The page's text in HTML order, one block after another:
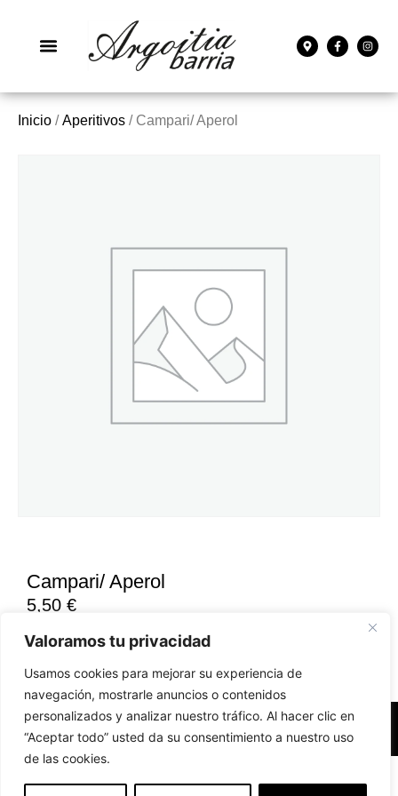
Valoramos tu privacidad
Usamos cookies para mejorar su experiencia de
navegación, mostrarle anuncios o contenidos
personalizados y analizar nuestro tráfico. Al hacer clic en
“Aceptar todo” usted da su consentimiento a nuestro uso
de las cookies.
Inicio /Aperitivos / Campari/ Aperol
Campari/ Aperol
5,50 €
Accesibilidad Aviso Legal Políticas de Cookies
EN